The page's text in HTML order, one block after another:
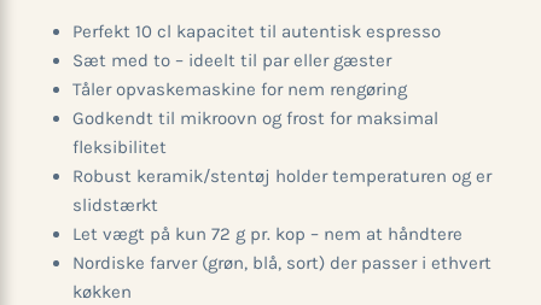
Perfekt 10 cl kapacitet til autentisk espresso
Sæt med to – ideelt til par eller gæster
Tåler opvaskemaskine for nem rengøring
Godkendt til mikroovn og frost for maksimal
fleksibilitet
Robust keramik/stentøj holder temperaturen og er
slidstærkt
Let vægt på kun 72 g pr. kop – nem at håndtere
Nordiske farver (grøn, blå, sort) der passer i ethvert
køkken